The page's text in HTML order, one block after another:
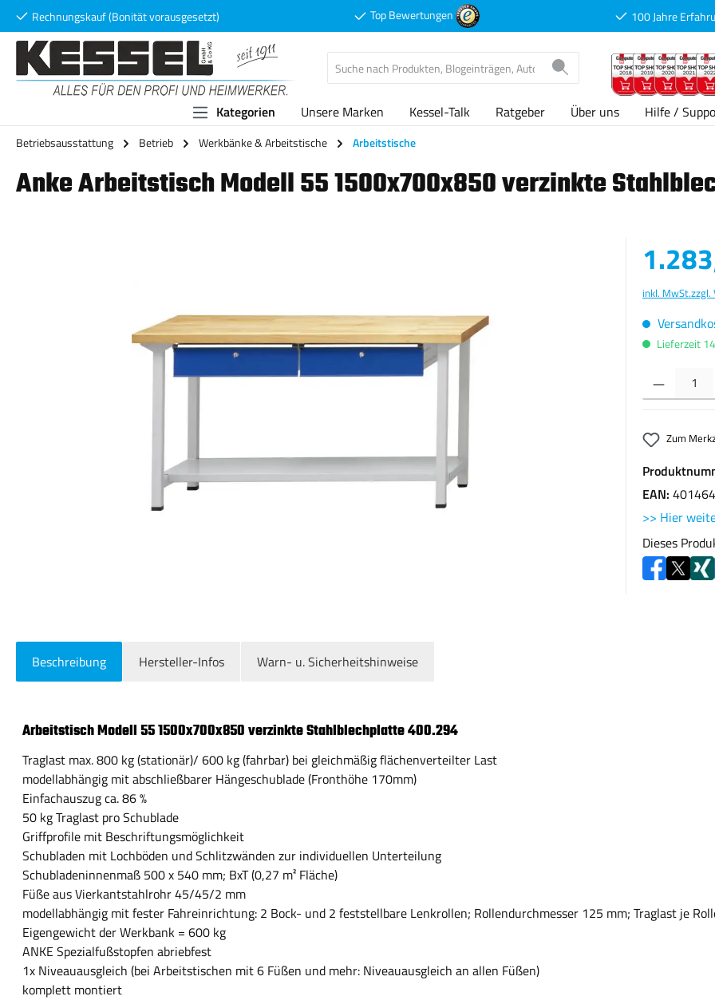
Hauptinhalt springen
Zur Suche springen
Zur Hauptnavigation springen
Rechnungskauf (Bonität vorausgesetzt) Top Bewertungen 100 Jahre
Kategorien Unsere Marken Kessel-Talk Ratgeber Über uns Hilfe /
Betriebsausstattung Betrieb Werkbänke & Arbeitstische Arbeitstische
Anke Arbeitstisch Modell 55 1500x700x850 verzinkte
inkl. MwSt.zzgl.
Lieferzeit
Zum
EAN:
>> Hier
Dieses
Beschreibung Hersteller-Infos Warn- u. Sicherheitshinweise
Arbeitstisch Modell 55 1500x700x850 verzinkte Stahlblechplatte 400.294
Traglast max. 800 kg (stationär)/ 600 kg (fahrbar) bei gleichmäßig flächenverteilter Last
modellabhängig mit abschließbarer Hängeschublade (Fronthöhe 170mm)
Einfachauszug ca. 86 %
50 kg Traglast pro Schublade
Griffprofile mit Beschriftungsmöglichkeit
Schubladen mit Lochböden und Schlitzwänden zur individuellen Unterteilung
Schubladeninnenmaß 500 x 540 mm; BxT (0,27 m² Fläche)
Füße aus Vierkantstahlrohr 45/45/2 mm
modellabhängig mit fester Fahreinrichtung: 2 Bock- und 2 feststellbare Lenkrollen; Rollendurchmesser 125 mm; Traglast je
Eigengewicht der Werkbank = 600 kg
ANKE Spezialfußstopfen abriebfest
1x Niveauausgleich (bei Arbeitstischen mit 6 Füßen und mehr: Niveauausgleich an allen Füßen)
komplett montiert